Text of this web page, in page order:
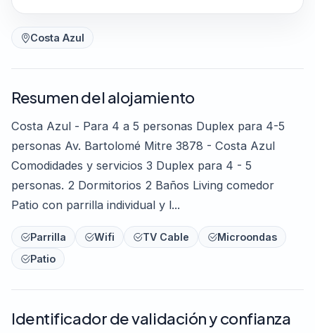
Costa Azul
Resumen del alojamiento
Costa Azul - Para 4 a 5 personas Duplex para 4-5
personas Av. Bartolomé Mitre 3878 - Costa Azul
Comodidades y servicios 3 Duplex para 4 - 5
personas. 2 Dormitorios 2 Baños Living comedor
Patio con parrilla individual y l...
Parrilla Wifi TV Cable
Microondas
Patio
Identificador de validación y confianza